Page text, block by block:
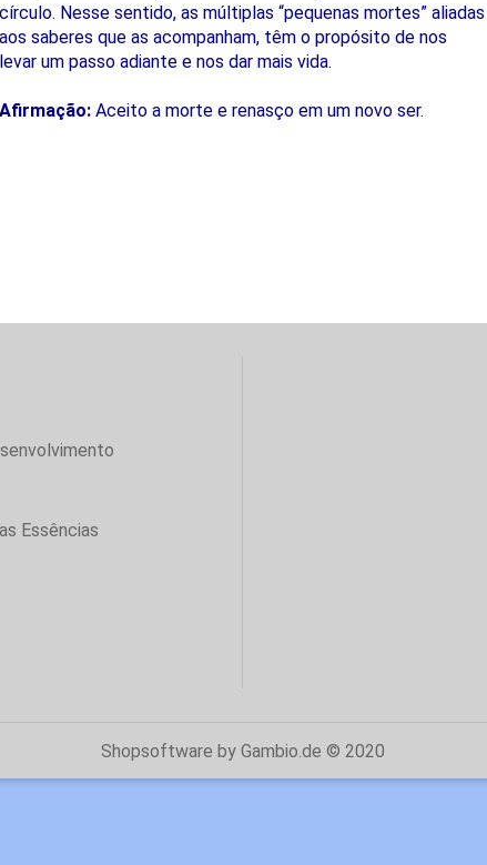
círculo. Nesse sentido, as múltiplas “pequenas mortes” aliadas
aos saberes que as acompanham, têm o propósito de nos
levar um passo adiante e nos dar mais vida.
Afirmação: Aceito a morte e renasço em um novo ser.
Essências
Shopsoftware by Gambio.de © 2020